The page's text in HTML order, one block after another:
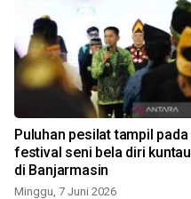
Puluhan pesilat tampil pada
festival seni bela diri kuntau
di Banjarmasin
Minggu, 7 Juni 2026